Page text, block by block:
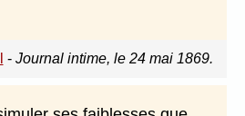
- Journal intime, le 24 mai 1869.